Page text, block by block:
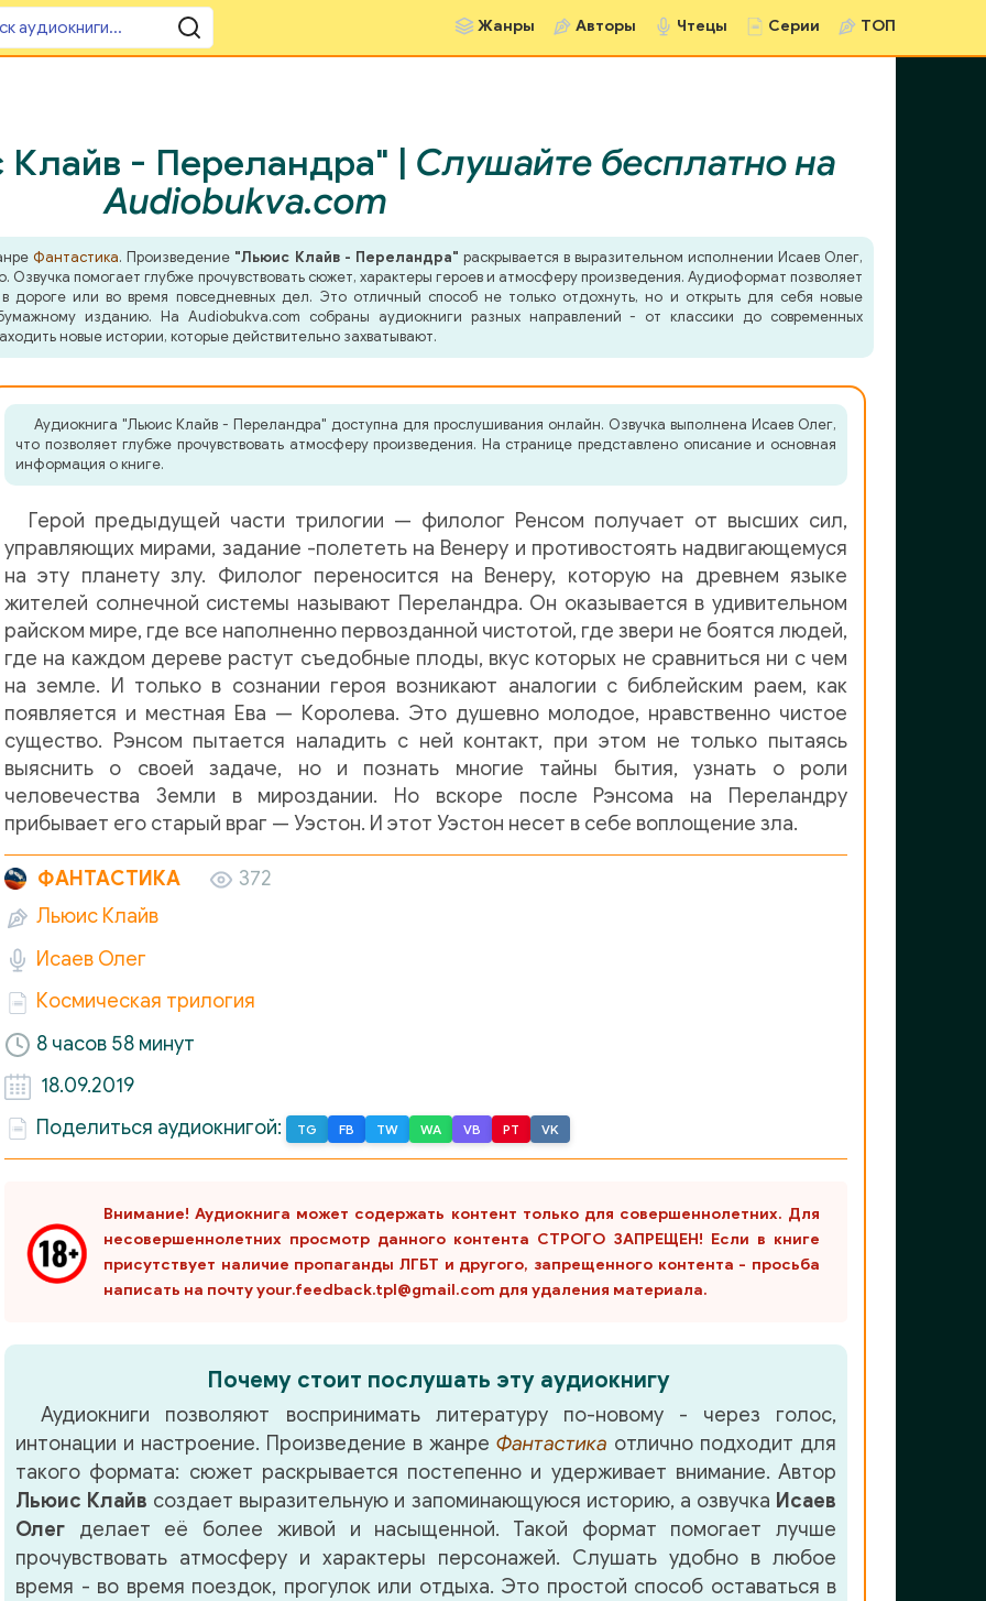
Жанры Авторы Чтецы Серии ТОП
- Переландра" | Слушайте бесплатно на
Audiobukva.com
Фантастика. Произведение "Льюис Клайв - Переландра" раскрывается в выразительном исполнении Исаев Олег,
Озвучка помогает глубже прочувствовать сюжет, характеры героев и атмосферу произведения. Аудиоформат позволяет
дороге или во время повседневных дел. Это отличный способ не только отдохнуть, но и открыть для себя новые
изданию. На Audiobukva.com собраны аудиокниги разных направлений - от классики до современных
новые истории, которые действительно захватывают.
Аудиокнига "Льюис Клайв - Переландра" доступна для прослушивания онлайн. Озвучка выполнена Исаев Олег,
что позволяет глубже прочувствовать атмосферу произведения. На странице представлено описание и основная
информация о книге.
Герой предыдущей части трилогии — филолог Ренсом получает от высших сил,
управляющих мирами, задание -полететь на Венеру и противостоять надвигающемуся
на эту планету злу. Филолог переносится на Венеру, которую на древнем языке
жителей солнечной системы называют Переландра. Он оказывается в удивительном
райском мире, где все наполненно первозданной чистотой, где звери не боятся людей,
где на каждом дереве растут съедобные плоды, вкус которых не сравниться ни с чем
на земле. И только в сознании героя возникают аналогии с библейским раем, как
появляется и местная Ева — Королева. Это душевно молодое, нравственно чистое
существо. Рэнсом пытается наладить с ней контакт, при этом не только пытаясь
выяснить о своей задаче, но и познать многие тайны бытия, узнать о роли
человечества Земли в мироздании. Но вскоре после Рэнсома на Переландру
прибывает его старый враг — Уэстон. И этот Уэстон несет в себе воплощение зла.
ФАНТАСТИКА
372
Льюис Клайв
Исаев Олег
Космическая трилогия
8 часов 58 минут
18.09.2019
Поделиться аудиокнигой:
TG FB TW WA VB PT VK
Внимание! Аудиокнига может содержать контент только для совершеннолетних. Для
несовершеннолетних просмотр данного контента СТРОГО ЗАПРЕЩЕН! Если в книге
присутствует наличие пропаганды ЛГБТ и другого, запрещенного контента - просьба
написать на почту your.feedback.tpl@gmail.com для удаления материала.
Почему стоит послушать эту аудиокнигу
Аудиокниги позволяют воспринимать литературу по-новому - через голос,
интонации и настроение. Произведение в жанре Фантастика отлично подходит для
такого формата: сюжет раскрывается постепенно и удерживает внимание. Автор
Льюис Клайв создает выразительную и запоминающуюся историю, а озвучка Исаев
Олег делает её более живой и насыщенной. Такой формат помогает лучше
прочувствовать атмосферу и характеры персонажей. Слушать удобно в любое
время - во время поездок, прогулок или отдыха. Это простой способ оставаться в